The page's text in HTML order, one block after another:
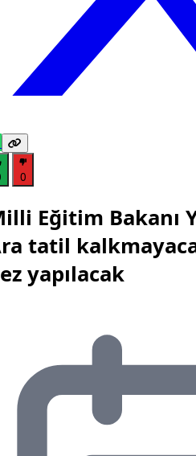
0
Eğitim Bakanı
tatil
yapılacak